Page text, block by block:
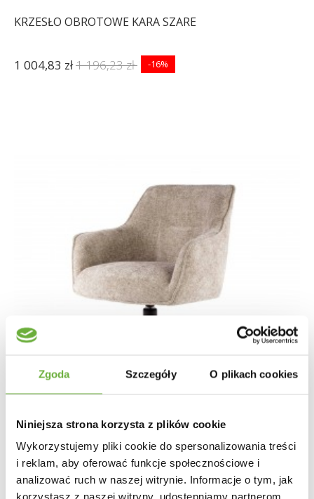
Zgoda Szczegóły O plikach cookies
Niniejsza strona korzysta z plików cookie
Wykorzystujemy pliki cookie do spersonalizowania treści
i reklam, aby oferować funkcje społecznościowe i
analizować ruch w naszej witrynie. Informacje o tym, jak
korzystasz z naszej witryny, udostępniamy partnerom
KRZESŁO OBROTOWE KARA SZARE
1 004,83 zł1 196,23 zł -16%
KRZESŁO OBROTOWE KARA BEŻOWE